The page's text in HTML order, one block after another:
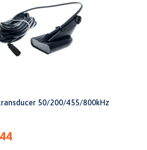
50/200/455/800kHz